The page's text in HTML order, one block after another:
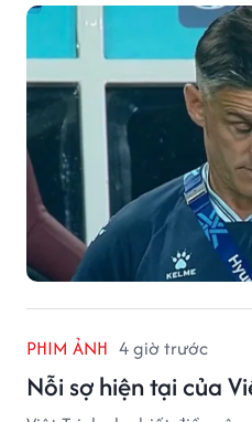
PHIM ẢNH 4 giờ trước
Nỗi sợ hiện tại của